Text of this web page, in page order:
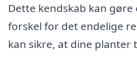
Dette kendskab kan
forskel for det endelige
kan sikre, at dine planter